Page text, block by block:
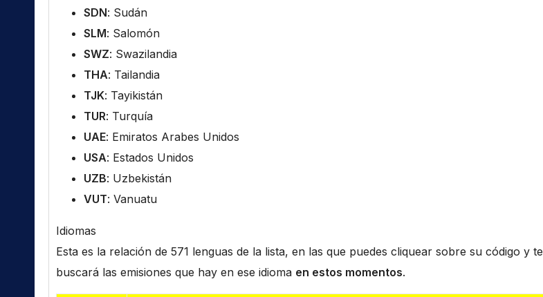
SDN: Sudán
SLM: Salomón
SWZ: Swazilandia
THA: Tailandia
TJK: Tayikistán
TUR: Turquía
UAE: Emiratos Arabes Unidos
USA: Estados Unidos
UZB: Uzbekistán
VUT: Vanuatu
Idiomas
Esta es la relación de 571 lenguas de la lista, en las que puedes cliquear sobre su código y te
buscará las emisiones que hay en ese idioma en estos momentos.